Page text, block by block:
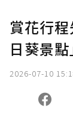
賞花行
日葵景
2026-07-10